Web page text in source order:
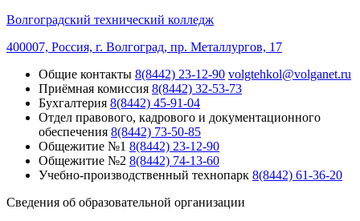
Волгоградский технический колледж
400007, Россия, г. Волгоград, пр. Металлургов, 17
Общие контакты 8(8442) 23-12-90 volgtehkol@volganet.ru
Приёмная комиссия 8(8442) 32-53-73
Бухгалтерия 8(8442) 45-91-04
Отдел правового, кадрового и документационного
обеспечения 8(8442) 73-50-85
Общежитие №1 8(8442) 23-12-90
Общежитие №2 8(8442) 74-13-60
Учебно-производственный технопарк 8(8442) 61-36-20
Сведения об образовательной организации